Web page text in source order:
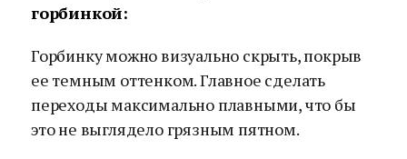
горбинкой:
Горбинку можно визуально скрыть, покрыв
ее темным оттенком. Главное сделать
переходы максимально плавными, что бы
это не выглядело грязным пятном.